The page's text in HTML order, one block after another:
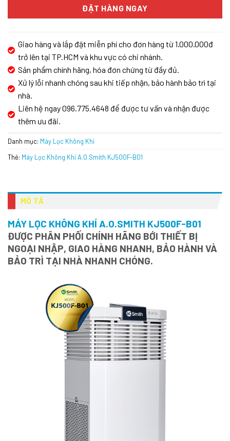
ĐẶT HÀNG NGAY
Giao hàng và lắp đặt miễn phí cho đơn hàng từ 1.000.000đ
trở lên tại TP.HCM và khu vực có chi nhánh.
Sản phẩm chính hãng, hóa đơn chứng từ đầy đủ.
Xử lý lỗi nhanh chóng sau khi tiếp nhận, bảo hành bảo trì tại
nhà.
Liên hệ ngay 096.775.4648 để được tư vấn và nhận được
thêm ưu đãi.
Danh mục: Máy Lọc Không Khí
Thẻ: Máy Lọc Không Khí A.O.Smith KJ500F-B01
MÔ TẢ
MÁY LỌC KHÔNG KHÍ A.O.SMITH KJ500F-B01
ĐƯỢC PHÂN PHỐI CHÍNH HÃNG BỚI THIẾT BỊ
NGOẠI NHẬP, GIAO HÀNG NHANH, BẢO HÀNH VÀ
BẢO TRÌ TẠI NHÀ NHANH CHÓNG.